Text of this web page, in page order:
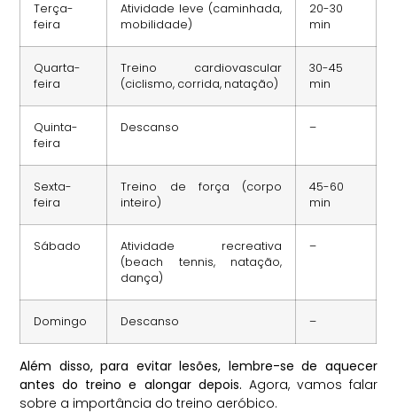
Terça-
feira
Atividade leve (caminhada,
mobilidade)
20-30
min
Quarta-
feira
Treino cardiovascular
(ciclismo, corrida, natação)
30-45
min
Quinta-
feira
Descanso –
Sexta-
feira
Treino de força (corpo
inteiro)
45-60
min
Sábado
Atividade recreativa
(beach tennis, natação,
dança)
–
Domingo Descanso –
Além disso, para evitar lesões, lembre-se de aquecer
antes do treino e alongar depois. Agora, vamos falar
sobre a importância do treino aeróbico.